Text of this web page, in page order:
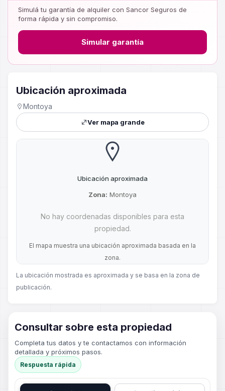
Simulá tu garantía de alquiler con Sancor Seguros de
forma rápida y sin compromiso.
Simular garantía
Ubicación aproximada
Montoya
Ver mapa grande
Ubicación aproximada
Zona: Montoya
No hay coordenadas disponibles para esta
propiedad.
El mapa muestra una ubicación aproximada basada en la
zona.
La ubicación mostrada es aproximada y se basa en la zona de
publicación.
Consultar sobre esta propiedad
Completa tus datos y te contactamos con información
detallada y próximos pasos.
Respuesta rápida